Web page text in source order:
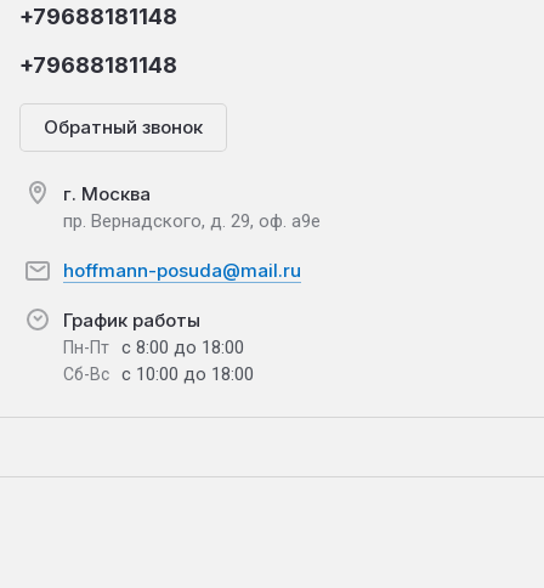
+79688181148
+79688181148
Обратный звонок
г. Москва
пр. Вернадского, д. 29, оф. а9е
hoffmann-posuda@mail.ru
График работы
Пн-Пт с 8:00 до 18:00
Сб-Вс с 10:00 до 18:00